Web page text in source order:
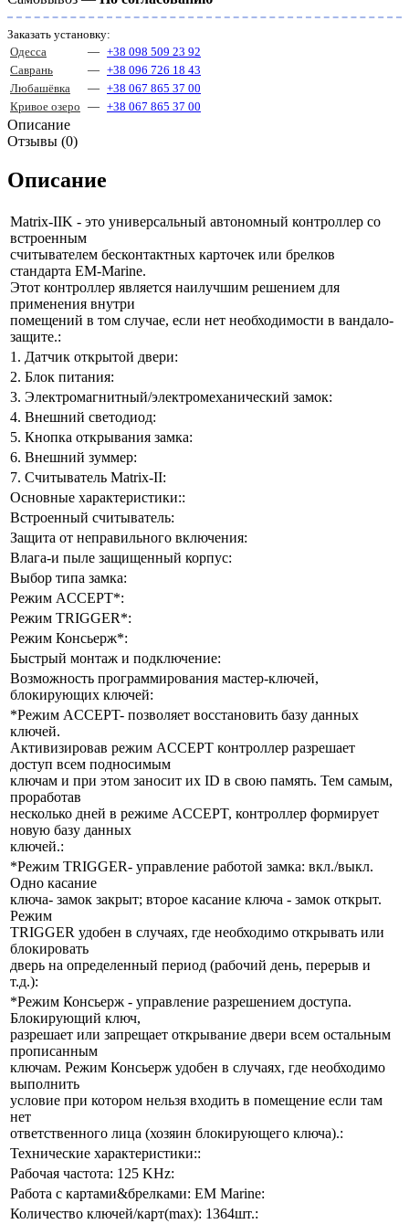
Заказать установку:
Одесса
— +38 098 509 23 92
Саврань
— +38 096 726 18 43
Любашёвка
— +38 067 865 37 00
Кривое озеро — +38 067 865 37 00
Описание
Отзывы (0)
Описание
Matrix-IIK - это универсальный автономный контроллер со
встроенным
считывателем бесконтактных карточек или брелков
стандарта EM-Marine.
Этот контроллер является наилучшим решением для
применения внутри
помещений в том случае, если нет необходимости в вандало-
защите.:
1. Датчик открытой двери:
2. Блок питания:
3. Электромагнитный/электромеханический замок:
4. Внешний светодиод:
5. Кнопка открывания замка:
6. Внешний зуммер:
7. Cчитыватель Matrix-II:
Основные характеристики::
Встроенный считыватель:
Защита от неправильного включения:
Влага-и пыле защищенный корпус:
Выбор типа замка:
Режим ACCEPT*:
Режим TRIGGER*:
Режим Консьерж*:
Быстрый монтаж и подключение:
Возможность программирования мастер-ключей,
блокирующих ключей:
*Режим ACCEPT- позволяет восстановить базу данных
ключей.
Активизировав режим ACCEPT контроллер разрешает
доступ всем подносимым
ключам и при этом заносит их ID в свою память. Тем самым,
проработав
несколько дней в режиме ACCEPT, контроллер формирует
новую базу данных
ключей.:
*Режим TRIGGER- управление работой замка: вкл./выкл.
Одно касание
ключа- замок закрыт; второе касание ключа - замок открыт.
Режим
TRIGGER удобен в случаях, где необходимо открывать или
блокировать
дверь на определенный период (рабочий день, перерыв и
т.д.):
*Режим Консьерж - управление разрешением доступа.
Блокирующий ключ,
разрешает или запрещает открывание двери всем остальным
прописанным
ключам. Режим Консьерж удобен в случаях, где необходимо
выполнить
условие при котором нельзя входить в помещение если там
нет
ответственного лица (хозяин блокирующего ключа).:
Технические характеристики::
Рабочая частота: 125 KHz:
Работа с картами&брелками: EM Marine:
Количество ключей/карт(max): 1364шт.: